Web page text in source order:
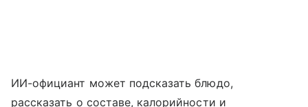
ИИ-официант может подсказать блюдо,
рассказать о составе, калорийности и